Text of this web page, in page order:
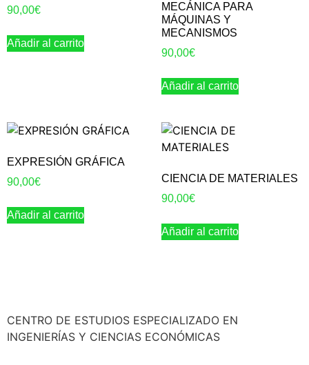
90,00€
Añadir al carrito
MECÁNICA PARA
MÁQUINAS Y
MECANISMOS
90,00€
Añadir al carrito
EXPRESIÓN GRÁFICA
90,00€
Añadir al carrito
CIENCIA DE MATERIALES
90,00€
Añadir al carrito
CENTRO DE ESTUDIOS ESPECIALIZADO EN
INGENIERÍAS Y CIENCIAS ECONÓMICAS